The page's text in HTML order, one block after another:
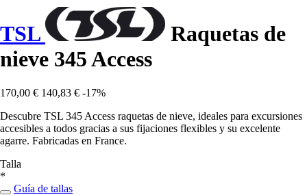
TSL
Raquetas de
nieve 345 Access
170,00 € 140,83 € -17%
Descubre TSL 345 Access raquetas de nieve, ideales para excursiones
accesibles a todos gracias a sus fijaciones flexibles y su excelente
agarre. Fabricadas en France.
Talla
*
Guía de tallas